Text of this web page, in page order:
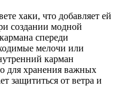
хаки, что добавляет ей
создании модной
спереди
мелочи или
карман
для хранения важных
защититься от ветра и